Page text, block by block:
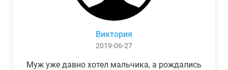
Виктория
2019-06-27
Муж уже давно хотел мальчика, а рождались